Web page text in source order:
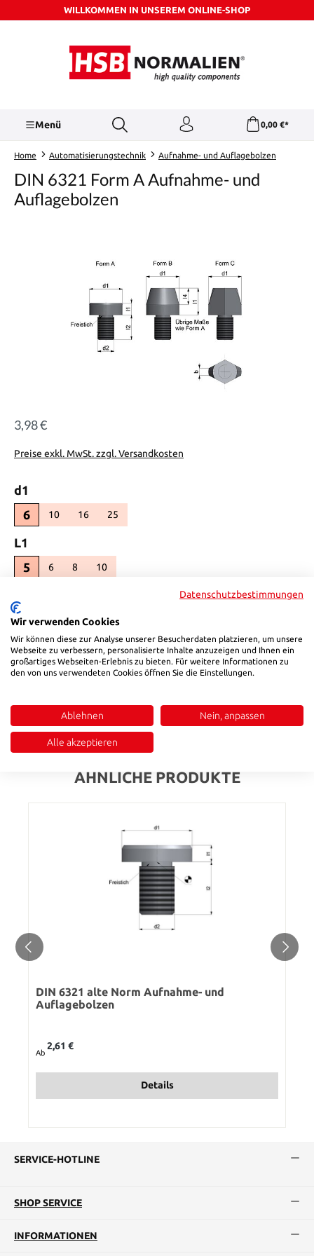
Zum Hauptinhalt springenWILLKOMMEN IN UNSEREM ONLINE-SHOP
Menü 0,00 €*
Home Automatisierungstechnik Aufnahme- und Auflagebolzen
DIN 6321 Form A Aufnahme- und
Auflagebolzen
Regulärer Preis:
3,98 €
Preise exkl. MwSt. zzgl. Versandkosten
d1
6
10(Diese Option ist zurzeit nicht verfügbar.)
16(Diese Option ist zurzeit nicht verfügbar.)
25(Diese Option ist zurzeit nicht verfügbar.)
L1
5
6(Diese Option ist zurzeit nicht verfügbar.)
8(Diese Option ist zurzeit nicht verfügbar.)
10(Diese Option ist zurzeit nicht verfügbar.)
Produkt Anzahl: Gib den gewünschten Wert ein oder benutze die
In den Warenkorb
Produktnummer: 8910605
Bewertungen
ÄHNLICHE PRODUKTE
DIN 6321 alte Norm Aufnahme- und
Auflagebolzen
Ab
2,61 €
Details
SERVICE-HOTLINE
SHOP SERVICE
INFORMATIONEN
Datenschutzbestimmungen
Wir verwenden Cookies
Wir können diese zur Analyse unserer Besucherdaten platzieren, um unsere
Webseite zu verbessern, personalisierte Inhalte anzuzeigen und Ihnen ein
großartiges Webseiten-Erlebnis zu bieten. Für weitere Informationen zu
den von uns verwendeten Cookies öffnen Sie die Einstellungen.
Ablehnen Nein, anpassen
Alle akzeptieren